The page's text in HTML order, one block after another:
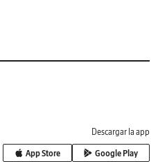
Descargar la app
App Store Google Play